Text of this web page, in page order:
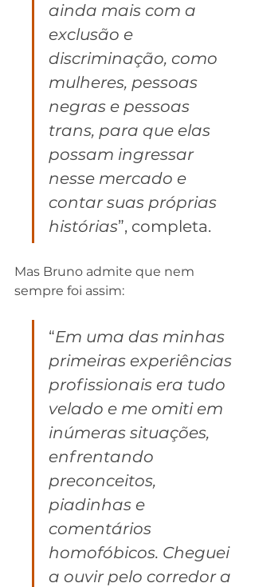
ainda mais com a
exclusão e
discriminação, como
mulheres, pessoas
negras e pessoas
trans, para que elas
possam ingressar
nesse mercado e
contar suas próprias
histórias”, completa.
Mas Bruno admite que nem
sempre foi assim:
“Em uma das minhas
primeiras experiências
profissionais era tudo
velado e me omiti em
inúmeras situações,
enfrentando
preconceitos,
piadinhas e
comentários
homofóbicos. Cheguei
a ouvir pelo corredor a